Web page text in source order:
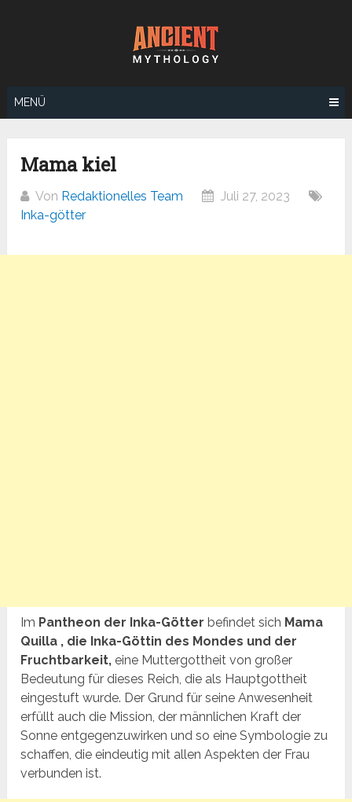
MENÜ
Mama kiel
Von Redaktionelles Team
Juli 27, 2023
Inka-götter
Im Pantheon der Inka-Götter befindet sich Mama
Quilla , die Inka-Göttin des Mondes und der
Fruchtbarkeit, eine Muttergottheit von großer
Bedeutung für dieses Reich, die als Hauptgottheit
eingestuft wurde. Der Grund für seine Anwesenheit
erfüllt auch die Mission, der männlichen Kraft der
Sonne entgegenzuwirken und so eine Symbologie zu
schaffen, die eindeutig mit allen Aspekten der Frau
verbunden ist.